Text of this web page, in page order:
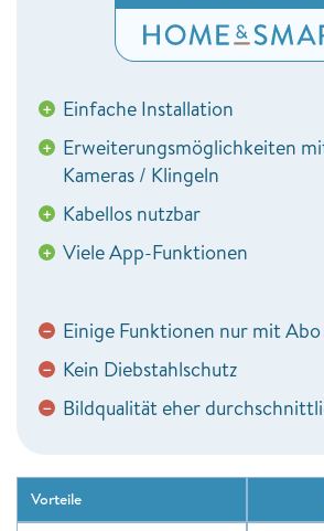
+ Einfache Installation
+ Erweiterungsmöglichkeiten
Kameras / Klingeln
+ Kabellos nutzbar
+ Viele App-Funktionen
− Einige Funktionen nur mit
− Kein Diebstahlschutz
− Bildqualität eher
Vorteile